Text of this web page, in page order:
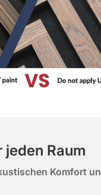
Raum
Komfort